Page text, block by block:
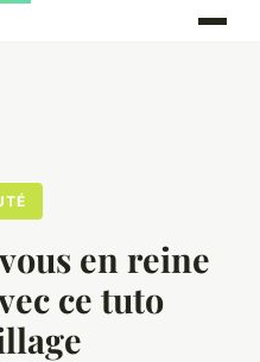
en reine
ce tuto